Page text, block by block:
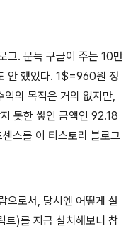
그. 문득 구글이 주는 10만
안 했었다. 1$=960원 정
의 목적은 거의 없지만,
못한 쌓인 금액인 92.18
스를 이 티스토리 블로그
으로서, 당시엔 어떻게 설
트)를 지금 설치해보니 참